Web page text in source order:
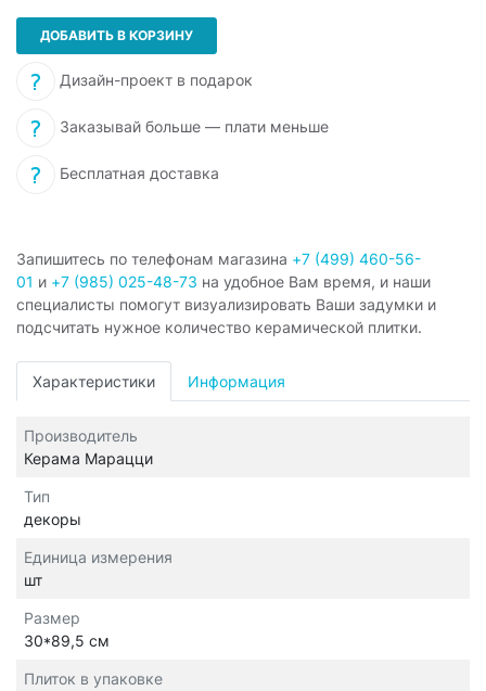
ДОБАВИТЬ В КОРЗИНУ
Дизайн-проект в подарок
Заказывай больше — плати меньше
Бесплатная доставка
Запишитесь по телефонам магазина +7 (499) 460-56-
01 и +7 (985) 025-48-73 на удобное Вам время, и наши
специалисты помогут визуализировать Ваши задумки и
подсчитать нужное количество керамической плитки.
Характеристики Информация
Производитель
Керама Марацци
Тип
декоры
Единица измерения
шт
Размер
30*89,5 см
Плиток в упаковке